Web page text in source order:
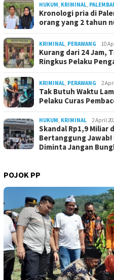
HUKUM KRIMINAL
Kronologi pria di
orang yang 2 tahun
KRIMINAL PERAWANG 10
Kurang dari 24 Jam,
Ringkus Pelaku
KRIMINAL PERAWANG 2
Tak Butuh Waktu
Pelaku Curas
HUKUM KRIMINAL 2 April
Skandal Rp1,9 Miliar
Bertanggung Jawab!
Diminta Jangan
POJOK PP